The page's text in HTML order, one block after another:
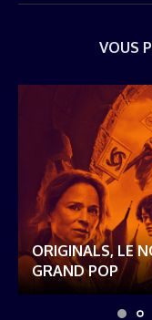
VOUS
ORIGINALS, LE
GRAND POP